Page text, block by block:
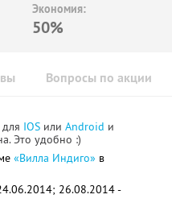
Экономия:
50%
Вопросы по акции
IOS или Android и
Это удобно :)
«Вилла Индиго» в
26.08.2014 -